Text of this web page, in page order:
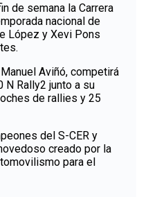
de semana la Carrera
nacional de
López y Xevi Pons
Aviñó, competirá
N Rally2 junto a su
de rallies y 25
del S-CER y
creado por la
para el